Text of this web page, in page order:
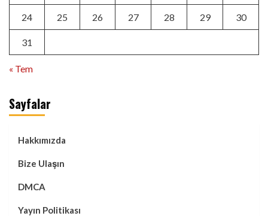
24 25 26 27 28 29 30
31
« Tem
Sayfalar
Hakkımızda
Bize Ulaşın
DMCA
Yayın Politikası